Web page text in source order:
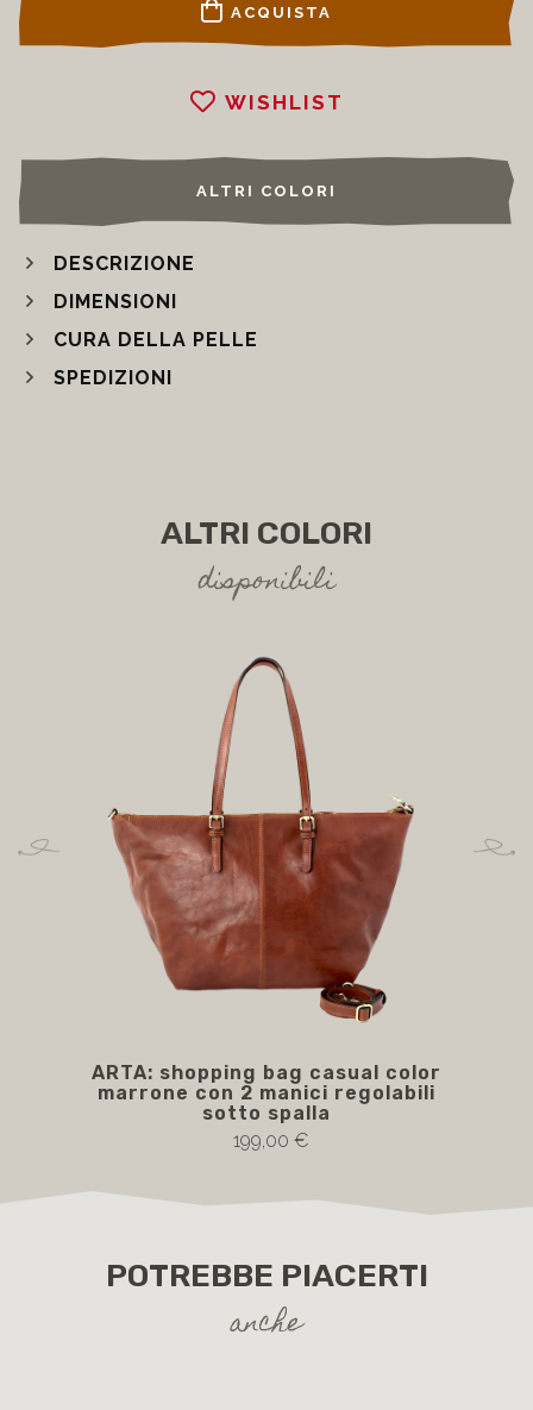
ACQUISTA
WISHLIST
ALTRI COLORI
DESCRIZIONE
DIMENSIONI
CURA DELLA PELLE
SPEDIZIONI
ALTRI COLORI
disponibili
ARTA: shopping bag casual color
marrone con 2 manici regolabili
sotto spalla
199,00 €
POTREBBE PIACERTI
anche